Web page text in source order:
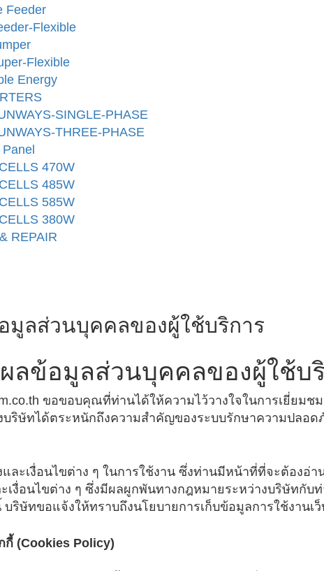
Feeder
Flexible
Flexible
Energy
SINGLE-PHASE
THREE-PHASE
470W
485W
585W
380W
REPAIR
มูลส่วนบุคคลของผู้ใช้บริการ
ลข้อมูลส่วนบุคคลของผู้ใช้บ
ขอขอบคุณที่ท่านได้ให้ความไว้วางใจในการเยี่ยมช
บริษัทได้ตระหนักถึงความสำคัญของระบบรักษาความปลอ
ะเงื่อนไขต่าง ๆ ในการใช้งาน ซึ่งท่านมีหน้าที่ที่จะต้องอ่า
เงื่อนไขต่าง ๆ ซึ่งมีผลผูกพันทางกฎหมายระหว่างบริษัทกับ
ริษัทขอแจ้งให้ทราบถึงนโยบายการเก็บข้อมูลการใช้งานเ
กี้ (Cookies Policy)